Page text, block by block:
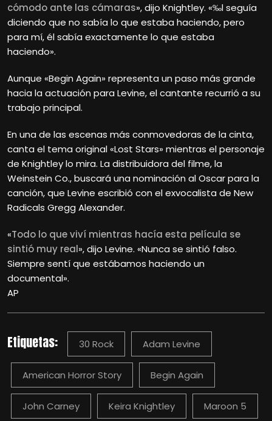
cómodo ante las cámaras», dijo Knightley. «‰l seguía
diciendo que no sabía lo que estaba haciendo, pero
para mí, él sabía exactamente lo que estaba
haciendo».
Aunque «Begin Again» representa un paso más grande
hacia la actuación para Levine, el cantante recurrió a su
trabajo principal.
En una de las escenas más conmovedoras de la cinta,
canta el tema original «Lost Stars» mientras el personaje
de Knightley lo mira. La distribuidora del filme, la
Weinstein Co., buscará una nominación al Oscar para la
canción, que Levine escribió con el exvocalista de New
Radicals Gregg Alexander.
«Todo lo que viví mientras hacía esta película se
sintió muy real», dijo Levine. «Nunca se sintió falso.
Siempre sentí que estábamos haciendo un
documental».
AP
Etiquetas: 30 Rock Adam Levine
American Horror Story Begin Again
John Carney Keira Knightley Maroon 5